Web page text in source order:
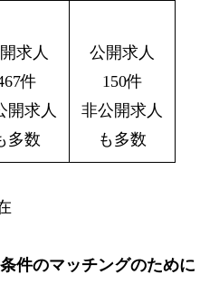
求人
件
開求人
多数
公開求人
150件
非公開求人
も多数
件のマッチングのために